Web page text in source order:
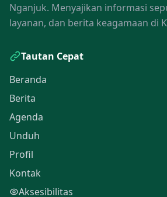
Nganjuk. Menyajikan informasi
layanan, dan berita keagamaan di
Tautan Cepat
Beranda
Berita
Agenda
Unduh
Profil
Kontak
Aksesibilitas